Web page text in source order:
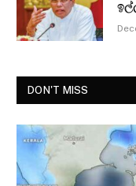
DON'T MISS